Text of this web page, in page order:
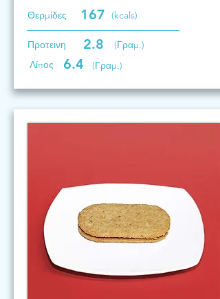
Θερμίδες 167 (kcals)
Προτεινη 2.8
(Γραμ.)
Λίπος
6.4 (Γραμ.)